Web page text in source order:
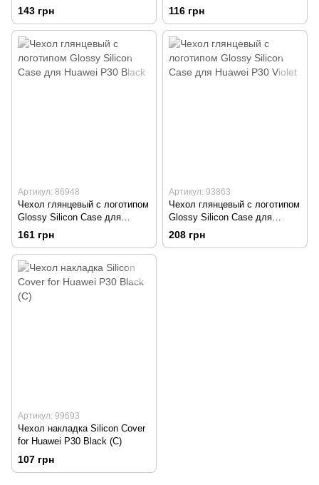
Huawei P30 Blue
143 грн
Huawei P30 White
116 грн
Артикул: 86948
Чехол глянцевый с логотипом
Glossy Silicon Case для
Huawei P30 Black
161 грн
Артикул: 93863
Чехол глянцевый с логотипом
Glossy Silicon Case для
Huawei P30 Violet
208 грн
Артикул: 99693
Чехол накладка Silicon Cover
for Huawei P30 Black (C)
107 грн